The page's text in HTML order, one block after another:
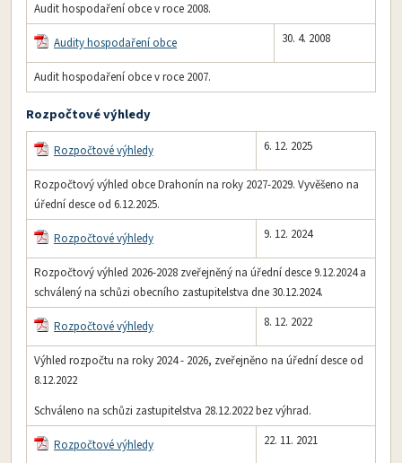
Audit hospodaření obce v roce 2008.
Audity hospodaření obce 30. 4. 2008
Audit hospodaření obce v roce 2007.
Rozpočtové výhledy
Rozpočtové výhledy 6. 12. 2025
Rozpočtový výhled obce Drahonín na roky 2027-2029. Vyvěšeno na
úřední desce od 6.12.2025.
Rozpočtové výhledy 9. 12. 2024
Rozpočtový výhled 2026-2028 zveřejněný na úřední desce 9.12.2024 a
schválený na schůzi obecního zastupitelstva dne 30.12.2024.
Rozpočtové výhledy 8. 12. 2022
Výhled rozpočtu na roky 2024 - 2026, zveřejněno na úřední desce od
8.12.2022
Schváleno na schůzi zastupitelstva 28.12.2022 bez výhrad.
Rozpočtové výhledy 22. 11. 2021